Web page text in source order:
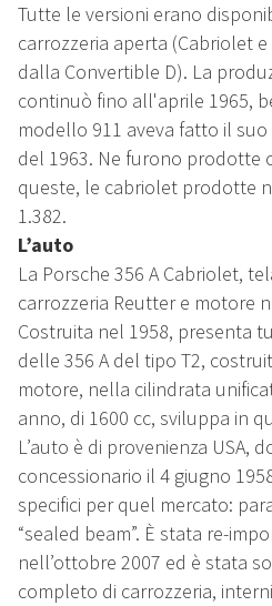
Tutte le versioni erano
carrozzeria aperta (Cabriolet
dalla Convertible D). La
continuò fino all'aprile 1965,
modello 911 aveva fatto il
del 1963. Ne furono prodotte
queste, le cabriolet prodotte
1.382.
L’auto
La Porsche 356 A Cabriolet,
carrozzeria Reutter e motore
Costruita nel 1958, presenta
delle 356 A del tipo T2,
motore, nella cilindrata
anno, di 1600 cc, sviluppa in
L’auto è di provenienza USA,
concessionario il 4 giugno
specifici per quel mercato:
“sealed beam”. È stata re-
nell’ottobre 2007 ed è stata
completo di carrozzeria,